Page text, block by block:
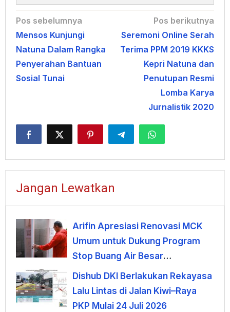
Navigasi
pos
Pos sebelumnya
Mensos Kunjungi
Natuna Dalam Rangka
Penyerahan Bantuan
Sosial Tunai
Pos berikutnya
Seremoni Online Serah
Terima PPM 2019 KKKS
Kepri Natuna dan
Penutupan Resmi
Lomba Karya
Jurnalistik 2020
Jangan Lewatkan
Arifin Apresiasi Renovasi MCK
Umum untuk Dukung Program
Stop Buang Air Besar
Sembarangan
Dishub DKI Berlakukan Rekayasa
Lalu Lintas di Jalan Kiwi–Raya
PKP Mulai 24 Juli 2026